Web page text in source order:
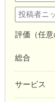
評価（任意
総合
サービス